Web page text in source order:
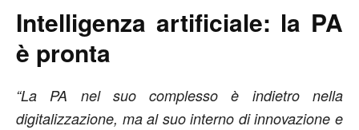
Intelligenza artificiale: la PA
è pronta
“La PA nel suo complesso è indietro nella
digitalizzazione, ma al suo interno di innovazione e